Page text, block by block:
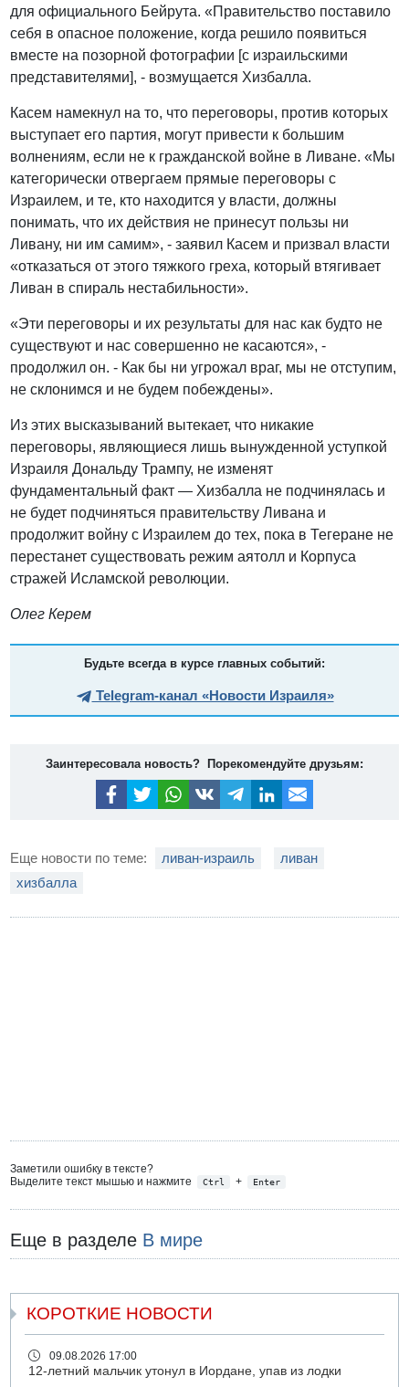
для официального Бейрута. «Правительство поставило
себя в опасное положение, когда решило появиться
вместе на позорной фотографии [с израильскими
представителями], - возмущается Хизбалла.
Касем намекнул на то, что переговоры, против которых
выступает его партия, могут привести к большим
волнениям, если не к гражданской войне в Ливане. «Мы
категорически отвергаем прямые переговоры с
Израилем, и те, кто находится у власти, должны
понимать, что их действия не принесут пользы ни
Ливану, ни им самим», - заявил Касем и призвал власти
«отказаться от этого тяжкого греха, который втягивает
Ливан в спираль нестабильности».
«Эти переговоры и их результаты для нас как будто не
существуют и нас совершенно не касаются», -
продолжил он. - Как бы ни угрожал враг, мы не отступим,
не склонимся и не будем побеждены».
Из этих высказываний вытекает, что никакие
переговоры, являющиеся лишь вынужденной уступкой
Израиля Дональду Трампу, не изменят
фундаментальный факт — Хизбалла не подчинялась и
не будет подчиняться правительству Ливана и
продолжит войну с Израилем до тех, пока в Тегеране не
перестанет существовать режим аятолл и Корпуса
стражей Исламской революции.
Олег Керем
Будьте всегда в курсе главных событий:
Telegram-канал «Новости Израиля»
Заинтересовала новость? Порекомендуйте друзьям:
Еще новости по теме: ливан-израиль
ливан
хизбалла
Заметили ошибку в тексте?
Выделите текст мышью и нажмите
Ctrl + Enter
Еще в разделе В мире
КОРОТКИЕ НОВОСТИ
09.08.2026 17:00
12-летний мальчик утонул в Иордане, упав из лодки